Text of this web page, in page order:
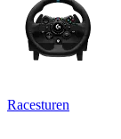
Racesturen